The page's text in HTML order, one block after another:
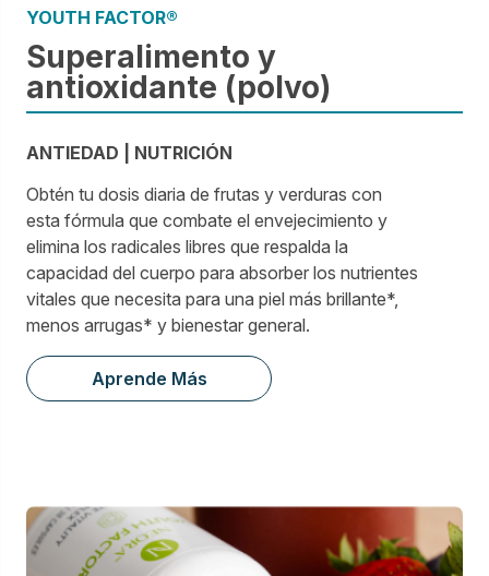
YOUTH FACTOR®
Superalimento y
antioxidante (polvo)
ANTIEDAD | NUTRICIÓN
Obtén tu dosis diaria de frutas y verduras con
esta fórmula que combate el envejecimiento y
elimina los radicales libres que respalda la
capacidad del cuerpo para absorber los nutrientes
vitales que necesita para una piel más brillante*,
menos arrugas* y bienestar general.
Aprende Más